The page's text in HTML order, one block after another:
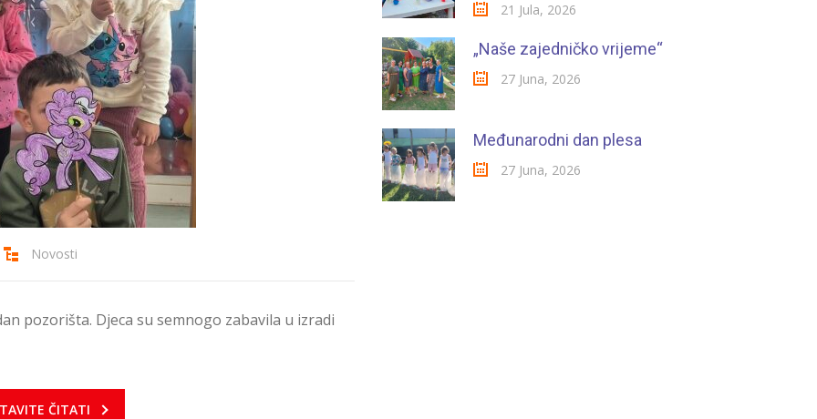
Novosti
pozorišta. Djeca su semnogo zabavila u izradi
ČITATI
21 Jula, 2026
„Naše zajedničko vrijeme“
27 Juna, 2026
Međunarodni dan plesa
27 Juna, 2026